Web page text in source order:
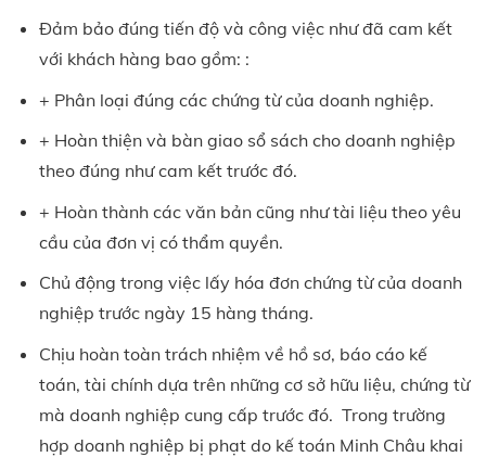
Đảm bảo đúng tiến độ và công việc như đã cam kết
với khách hàng bao gồm: :
+ Phân loại đúng các chứng từ của doanh nghiệp.
+ Hoàn thiện và bàn giao sổ sách cho doanh nghiệp
theo đúng như cam kết trước đó.
+ Hoàn thành các văn bản cũng như tài liệu theo yêu
cầu của đơn vị có thẩm quyền.
Chủ động trong việc lấy hóa đơn chứng từ của doanh
nghiệp trước ngày 15 hàng tháng.
Chịu hoàn toàn trách nhiệm về hồ sơ, báo cáo kế
toán, tài chính dựa trên những cơ sở hữu liệu, chứng từ
mà doanh nghiệp cung cấp trước đó. Trong trường
hợp doanh nghiệp bị phạt do kế toán Minh Châu khai